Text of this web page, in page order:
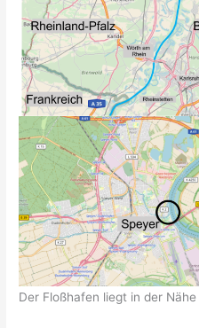
Der Floßhafen liegt in der Nähe